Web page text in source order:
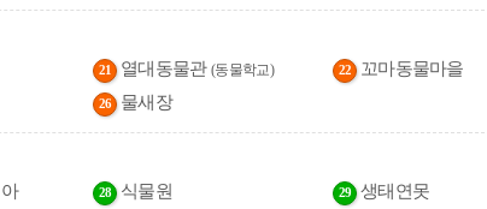
21 열대동물관 (동물학교) 22 꼬마동물마을
26 물새장
28 식물원 29 생태연못